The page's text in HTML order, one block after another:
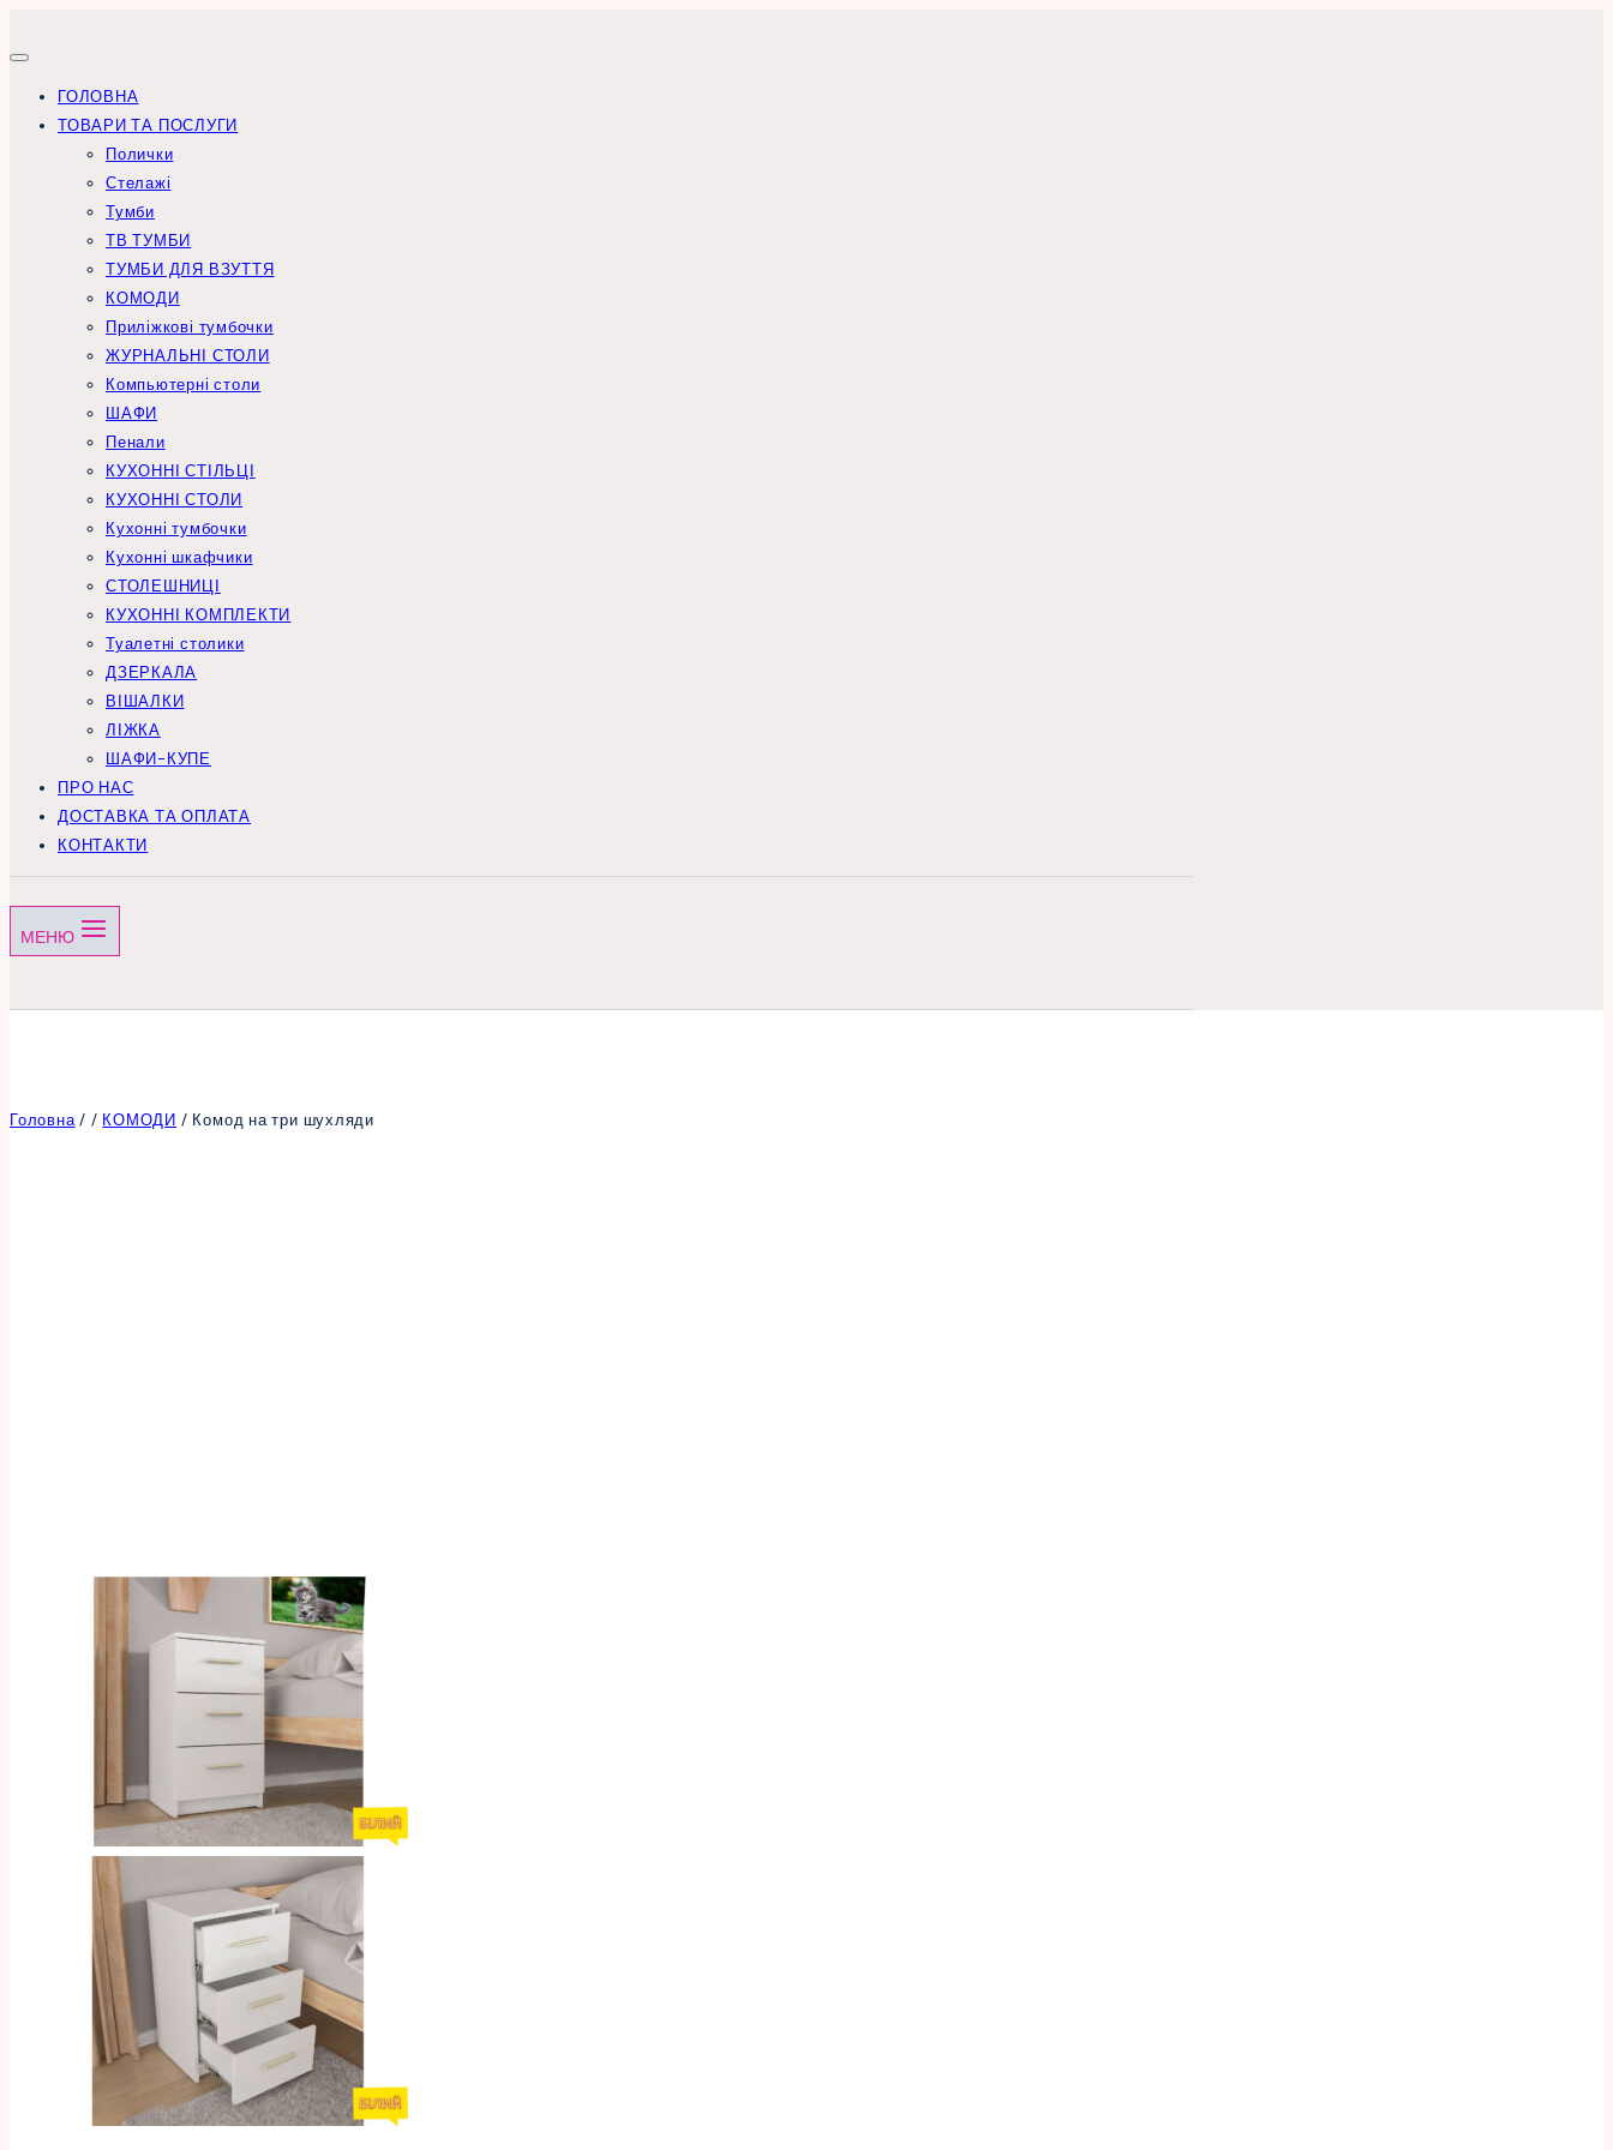
до
ГОЛОВНА
ТОВАРИ ТА ПОСЛУГИ
Полички
Стелажі
Тумби
ТВ ТУМБИ
ТУМБИ ДЛЯ ВЗУТТЯ
КОМОДИ
Приліжкові тумбочки
ЖУРНАЛЬНІ СТОЛИ
Компьютерні столи
ШАФИ
Пенали
КУХОННІ СТІЛЬЦІ
КУХОННІ СТОЛИ
Кухонні тумбочки
Кухонні шкафчики
СТОЛЕШНИЦІ
КУХОННІ КОМПЛЕКТИ
Туалетні столики
ДЗЕРКАЛА
ВІШАЛКИ
ЛІЖКА
ШАФИ-КУПЕ
ПРО НАС
ДОСТАВКА ТА ОПЛАТА
КОНТАКТИ
МЕНЮ
Головна / / КОМОДИ / Комод на три шухляди